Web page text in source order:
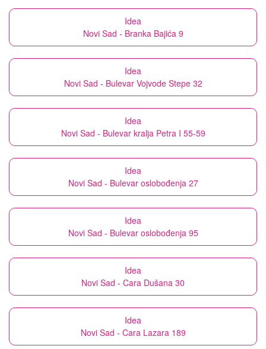
Idea
Novi Sad - Branka Bajića 9
Idea
Novi Sad - Bulevar Vojvode Stepe 32
Idea
Novi Sad - Bulevar kralja Petra I 55-59
Idea
Novi Sad - Bulevar oslobođenja 27
Idea
Novi Sad - Bulevar oslobođenja 95
Idea
Novi Sad - Cara Dušana 30
Idea
Novi Sad - Cara Lazara 189